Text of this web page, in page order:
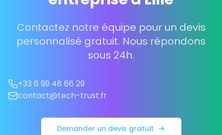
Contactez notre équipe pour un devis
personnalisé gratuit. Nous répondons
sous 24h.
+33 6 99 48 66 29
contact@tech-trust.fr
Demander un devis gratuit